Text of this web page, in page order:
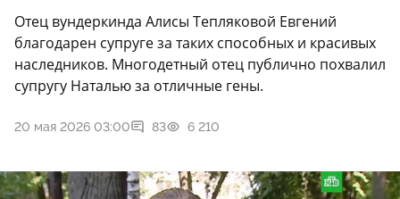
Отец вундеркинда Алисы Тепляковой Евгений
благодарен супруге за таких способных и красивых
наследников. Многодетный отец публично похвалил
супругу Наталью за отличные гены.
20 мая 2026 03:00 83 6 210